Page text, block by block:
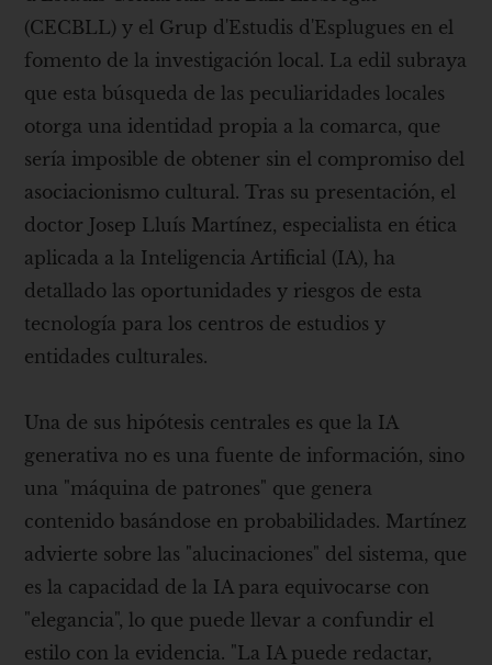
(CECBLL) y el Grup d'Estudis d'Esplugues en el
fomento de la investigación local. La edil subraya
que esta búsqueda de las peculiaridades locales
otorga una identidad propia a la comarca, que
sería imposible de obtener sin el compromiso del
asociacionismo cultural. Tras su presentación, el
doctor Josep Lluís Martínez, especialista en ética
aplicada a la Inteligencia Artificial (IA), ha
detallado las oportunidades y riesgos de esta
tecnología para los centros de estudios y
entidades culturales.
Una de sus hipótesis centrales es que la IA
generativa no es una fuente de información, sino
una "máquina de patrones" que genera
contenido basándose en probabilidades. Martínez
advierte sobre las "alucinaciones" del sistema, que
es la capacidad de la IA para equivocarse con
"elegancia", lo que puede llevar a confundir el
estilo con la evidencia. "La IA puede redactar,